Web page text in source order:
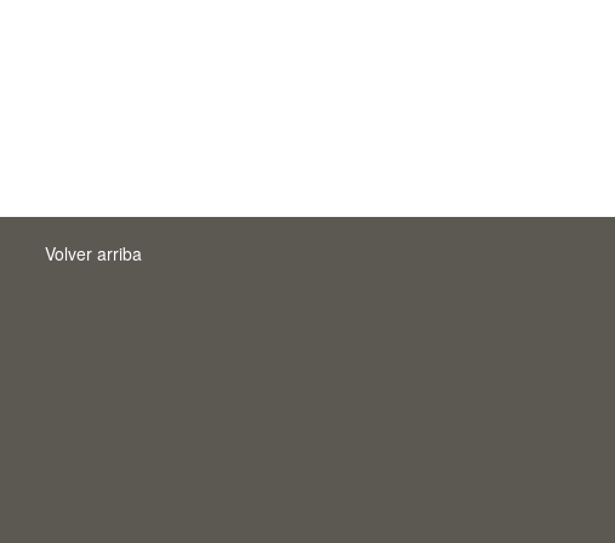
Volver arriba